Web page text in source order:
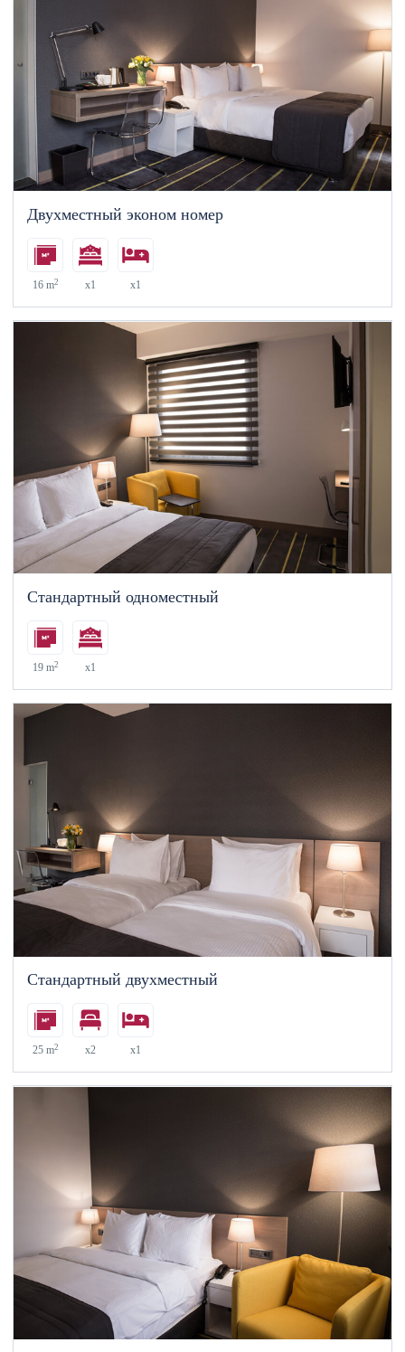
Двухместный эконом номер
16 m2 x1 x1
Стандартный одноместный
19 m2 x1
Стандартный двухместный
25 m2 x2 x1